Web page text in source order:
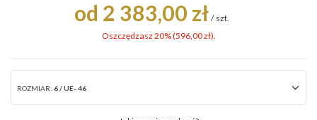
od 2 383,00 zł / szt.
Oszczędzasz 20% (596,00 zł).
ROZMIAR: 6 / UE- 46